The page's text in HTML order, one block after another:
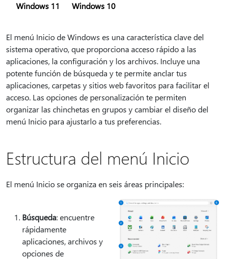
Windows 11 Windows 10
El menú Inicio de Windows es una característica clave del
sistema operativo, que proporciona acceso rápido a las
aplicaciones, la configuración y los archivos. Incluye una
potente función de búsqueda y te permite anclar tus
aplicaciones, carpetas y sitios web favoritos para facilitar el
acceso. Las opciones de personalización te permiten
organizar las chinchetas en grupos y cambiar el diseño del
menú Inicio para ajustarlo a tus preferencias.
Estructura del menú Inicio
El menú Inicio se organiza en seis áreas principales:
Búsqueda: encuentre
rápidamente
aplicaciones, archivos y
opciones de